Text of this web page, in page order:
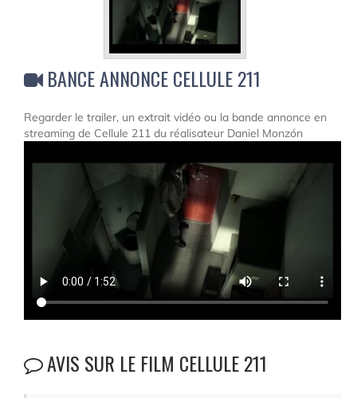
BANCE ANNONCE CELLULE 211
Regarder le trailer, un extrait vidéo ou la bande annonce en
streaming de Cellule 211 du réalisateur Daniel Monzón
AVIS SUR LE FILM CELLULE 211